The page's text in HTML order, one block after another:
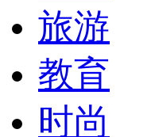
旅游
教育
时尚